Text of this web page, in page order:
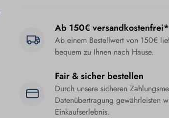
Ab 150€ versandkostenfrei*
Ab einem Bestellwert von 150€
bequem zu Ihnen nach Hause.
Fair & sicher bestellen
Durch unsere sicheren
Datenübertragung gewährleisten
Einkaufserlebnis.